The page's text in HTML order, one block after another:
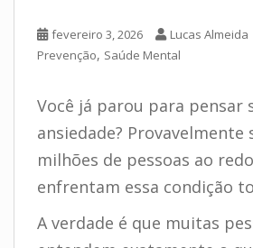
fevereiro 3, 2026 Lucas Almeida
Prevenção, Saúde Mental
Você já parou para pensar
ansiedade? Provavelmente
milhões de pessoas ao
enfrentam essa condição
A verdade é que muitas